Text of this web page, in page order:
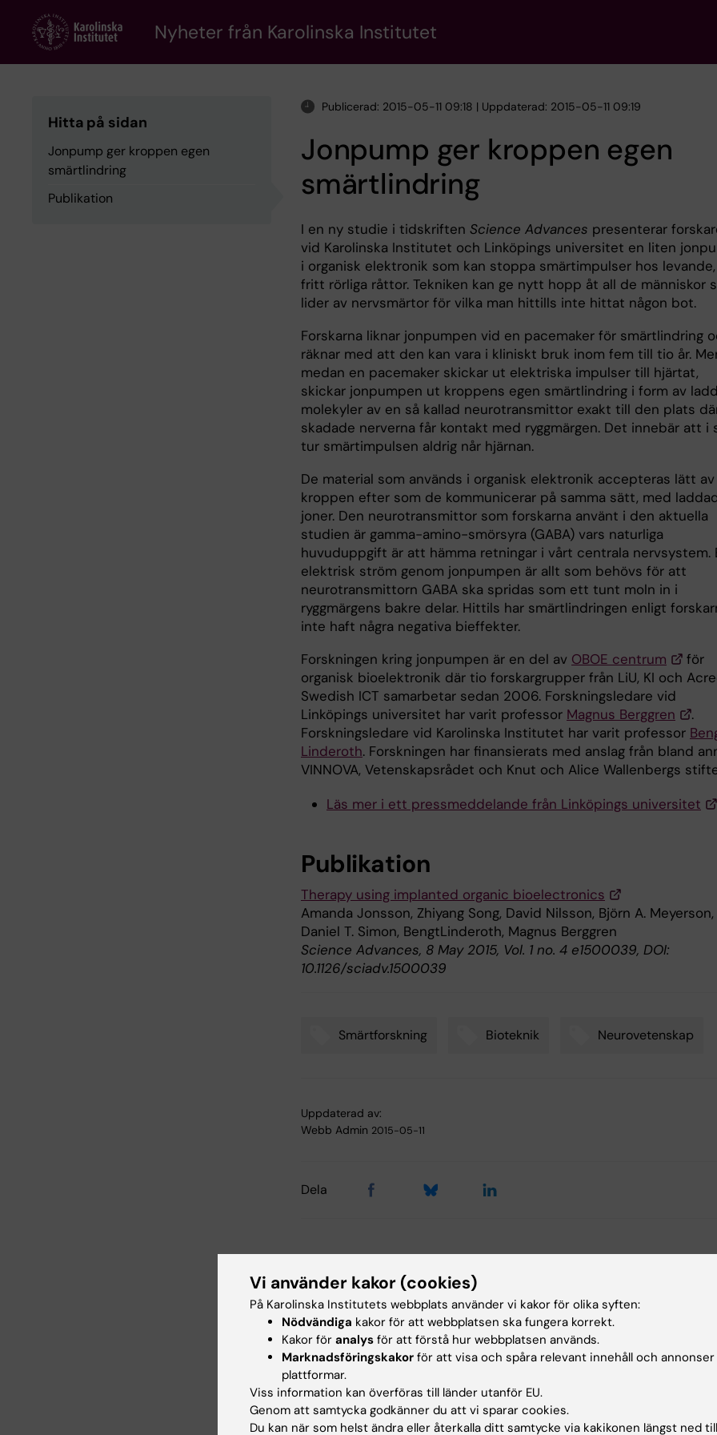
content
Nyheter från Karolinska Institutet
Hitta på sidan
Jonpump ger kroppen egen
smärtlindring
Publikation
Publicerad: 2015-05-11 09:18 | Uppdaterad: 2015-05-11 09:19
Jonpump ger kroppen egen
smärtlindring
I en ny studie i tidskriften Science Advances presenterar
vid Karolinska Institutet och Linköpings universitet en liten
i organisk elektronik som kan stoppa smärtimpulser hos levande,
fritt rörliga råttor. Tekniken kan ge nytt hopp åt all de människor
lider av nervsmärtor för vilka man hittills inte hittat någon bot.
Forskarna liknar jonpumpen vid en pacemaker för smärtlindring
räknar med att den kan vara i kliniskt bruk inom fem till tio år.
medan en pacemaker skickar ut elektriska impulser till hjärtat,
skickar jonpumpen ut kroppens egen smärtlindring i form av
molekyler av en så kallad neurotransmittor exakt till den plats
skadade nerverna får kontakt med ryggmärgen. Det innebär att i
tur smärtimpulsen aldrig når hjärnan.
De material som används i organisk elektronik accepteras lätt av
kroppen efter som de kommunicerar på samma sätt, med
joner. Den neurotransmittor som forskarna använt i den aktuella
studien är gamma-amino-smörsyra (GABA) vars naturliga
huvuduppgift är att hämma retningar i vårt centrala nervsystem.
elektrisk ström genom jonpumpen är allt som behövs för att
neurotransmittorn GABA ska spridas som ett tunt moln in i
ryggmärgens bakre delar. Hittils har smärtlindringen enligt
inte haft några negativa bieffekter.
Forskningen kring jonpumpen är en del av OBOE centrum
för
organisk bioelektronik där tio forskargrupper från LiU, KI och
Swedish ICT samarbetar sedan 2006. Forskningsledare vid
Linköpings universitet har varit professor Magnus Berggren
.
Forskningsledare vid Karolinska Institutet har varit professor
Linderoth. Forskningen har finansierats med anslag från bland
VINNOVA, Vetenskapsrådet och Knut och Alice Wallenbergs
Läs mer i ett pressmeddelande från Linköpings universitet
Publikation
Therapy using implanted organic bioelectronics
Amanda Jonsson, Zhiyang Song, David Nilsson, Björn A. Meyerson,
Daniel T. Simon, BengtLinderoth, Magnus Berggren
Science Advances, 8 May 2015, Vol. 1 no. 4 e1500039, DOI:
10.1126/sciadv.1500039
Smärtforskning Bioteknik Neurovetenskap
Uppdaterad av:
Webb Admin 2015-05-11
Dela
31 jul 2026
NeurotechEU
Business Winter
Vi använder kakor (cookies)
På Karolinska Institutets webbplats använder vi kakor för olika syften:
Nödvändiga kakor för att webbplatsen ska fungera korrekt.
Kakor för analys för att förstå hur webbplatsen används.
Marknadsföringskakor för att visa och spåra relevant innehåll och
plattformar.
Viss information kan överföras till länder utanför EU.
Genom att samtycka godkänner du att vi sparar cookies.
Du kan när som helst ändra eller återkalla ditt samtycke via kakikonen längst ned